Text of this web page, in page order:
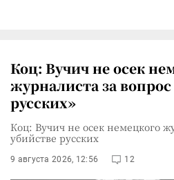
Коц: Вучич не осек
журналиста за
русских»
Коц: Вучич не осек немецкого
убийстве русских
9 августа 2026, 12:56 12